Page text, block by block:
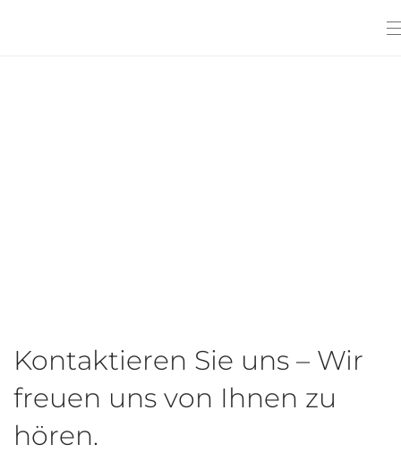
Kontaktieren Sie uns – Wir
freuen uns von Ihnen zu
hören.